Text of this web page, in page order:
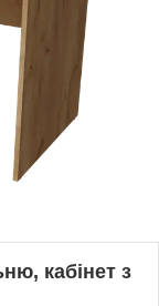
кабінет з